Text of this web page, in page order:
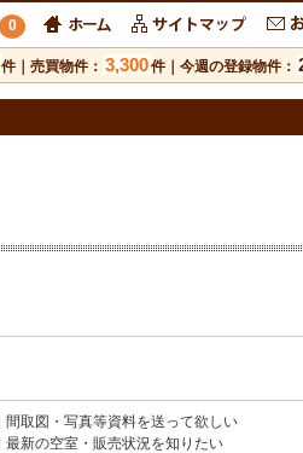
0
件｜売買物件： 3,300件｜今週の登録物件：
間取図・写真等資料を送って欲しい
最新の空室・販売状況を知りたい